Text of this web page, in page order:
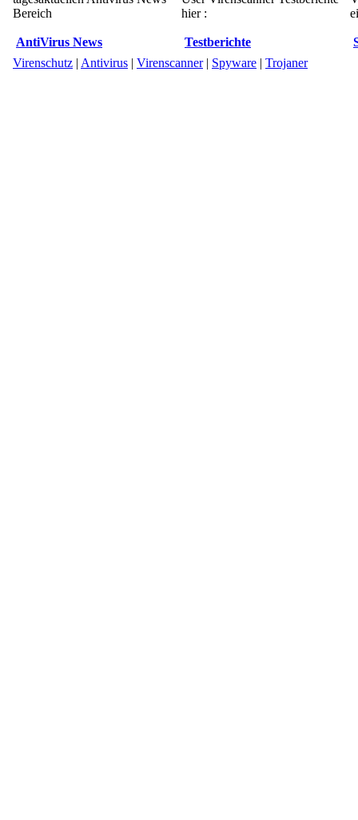
Bereich
AntiVirus News
hier :
Testberichte
Virenschutz | Antivirus | Virenscanner| Spyware | Trojaner